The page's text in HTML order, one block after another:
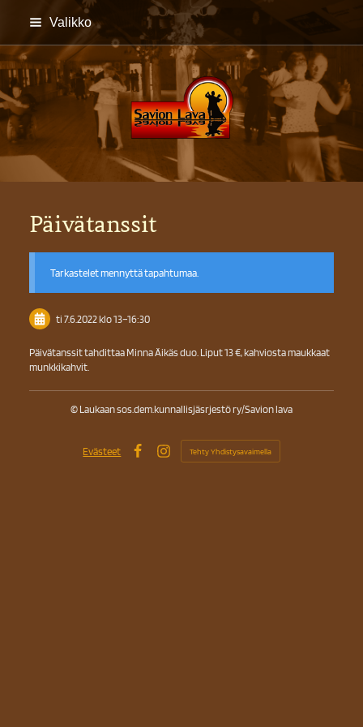
Siirry
sivun
sisältöön
Valikko
Savion lava
Päivätanssit
Tarkastelet mennyttä tapahtumaa.
ti 7.6.2022klo 13–16:30
Päivätanssit tahdittaa Minna Äikäs duo. Liput 13 €, kahviosta maukkaat
munkkikahvit.
©Laukaan sos.dem.kunnallisjäsrjestö ry/Savion lava
Evästeet
Instagram
Tehty Yhdistysavaimella